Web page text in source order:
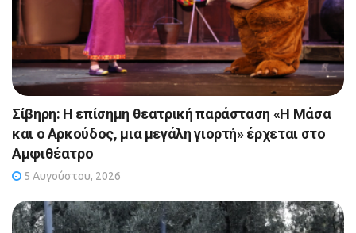
Σίβηρη: Η επίσημη θεατρική παράσταση «Η Μάσα
και ο Αρκούδος, μια μεγάλη γιορτή» έρχεται στο
Αμφιθέατρο
5 Αυγούστου, 2026